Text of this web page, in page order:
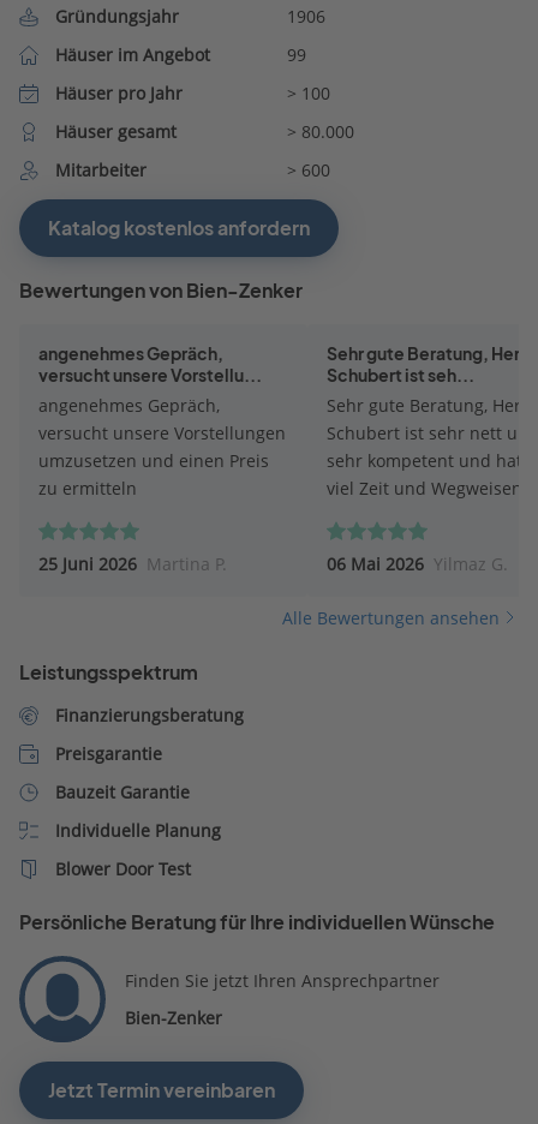
Gründungsjahr
1906
Häuser im Angebot
99
Häuser pro Jahr
> 100
Häuser gesamt
> 80.000
Mitarbeiter
> 600
Katalog kostenlos anfordern
Bewertungen von Bien-Zenker
angenehmes Gepräch,
versucht unsere Vorstellu...
angenehmes Gepräch,
versucht unsere Vorstellungen
umzusetzen und einen Preis
zu ermitteln
25 Juni 2026 Martina P.
Sehr gute Beratung, Herr
Schubert ist seh...
Sehr gute Beratung, Herr
Schubert ist sehr nett und
sehr kompetent und hat
viel Zeit und Wegweisend
ganz andere Perspektive
eröffnet sehr zu Positiv.
mit Herrn Pit Schubert.
06 Mai 2026 Yilmaz G.
Alle Bewertungen ansehen
Leistungsspektrum
Finanzierungsberatung
Preisgarantie
Bauzeit Garantie
Individuelle Planung
Blower Door Test
Persönliche Beratung für Ihre individuellen Wünsche
Finden Sie jetzt Ihren Ansprechpartner
Bien-Zenker
Jetzt Termin vereinbaren